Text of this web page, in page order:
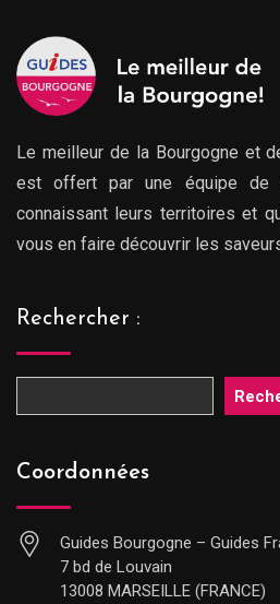
Le meilleur de la Bourgogne et
est offert par une équipe de
connaissant leurs territoires et
vous en faire découvrir les
Rechercher :
Coordonnées
Guides Bourgogne – Guides
7 bd de Louvain
13008 MARSEILLE (FRANCE)